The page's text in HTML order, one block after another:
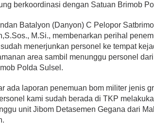
berkoordinasi dengan Satuan Brimob
Batalyon (Danyon) C Pelopor
M.Si., membenarkan perihal
menerjunkan personel ke tempat
area sambil menunggu personel
Polda Sulsel.
ada laporan penemuan bom militer jenis
kami sudah berada di TKP
unit Jibom Detasemen Gegana dari